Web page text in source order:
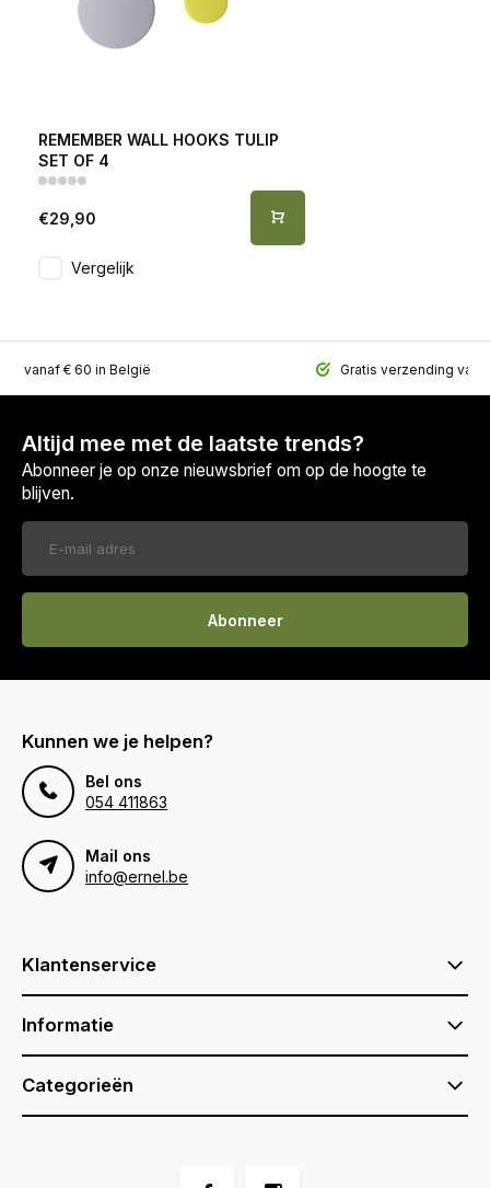
REMEMBER WALL HOOKS TULIP
SET OF 4
€29,90
Vergelijk
vanaf € 60 in België Gratis verzending
Altijd mee met de laatste trends?
Abonneer je op onze nieuwsbrief om op de hoogte te
blijven.
Abonneer
Kunnen we je helpen?
Bel ons
054 411863
Mail ons
info@ernel.be
Klantenservice
Informatie
Categorieën